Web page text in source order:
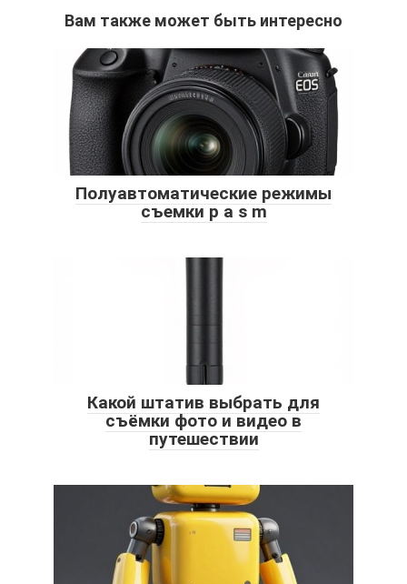
Вам также может быть интересно
Полуавтоматические режимы
съемки p a s m
Какой штатив выбрать для
съёмки фото и видео в
путешествии